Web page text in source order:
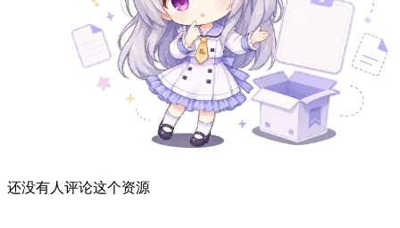
还没有人评论这个资源